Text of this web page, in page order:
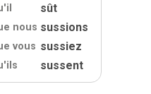
il sût
nous sussions
vous sussiez
ils sussent